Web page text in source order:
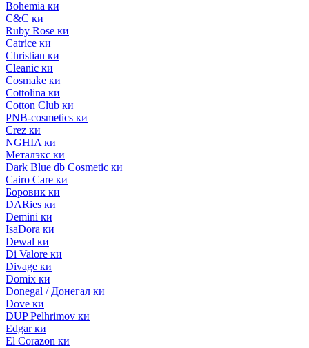
Bohemia ки
C&C ки
Ruby Rose ки
Catrice ки
Christian ки
Cleanic ки
Cosmake ки
Cottolina ки
Cotton Club ки
PNB-cosmetics ки
Crez ки
NGHIA ки
Металэкс ки
Dark Blue db Cosmetic ки
Cairo Care ки
Боровик ки
DARies ки
Demini ки
IsaDora ки
Dewal ки
Di Valore ки
Divage ки
Domix ки
Donegal / Донегал ки
Dove ки
DUP Pelhrimov ки
Edgar ки
El Corazon ки